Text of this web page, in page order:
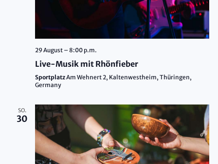
29 August – 8:00 p.m.
Live-Musik mit Rhönfieber
SportplatzAm Wehnert 2, Kaltenwestheim, Thüringen,
Germany
SO.
30